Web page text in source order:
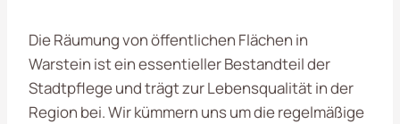
Die Räumung von öffentlichen Flächen in
Warstein ist ein essentieller Bestandteil der
Stadtpflege und trägt zur Lebensqualität in der
Region bei. Wir kümmern uns um die regelmäßige